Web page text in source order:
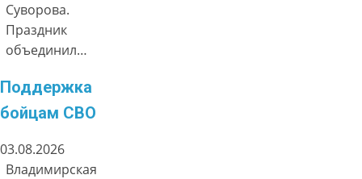
Суворова.
Праздник
объединил…
Поддержка
бойцам СВО
03.08.2026
Владимирская